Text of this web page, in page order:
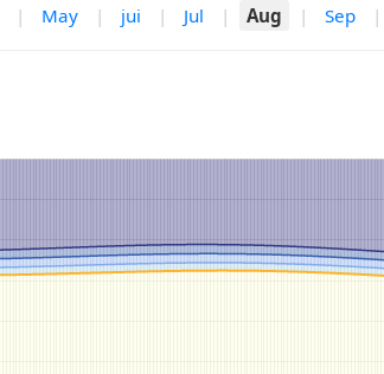
| May | jui | Jul | Aug | Sep |